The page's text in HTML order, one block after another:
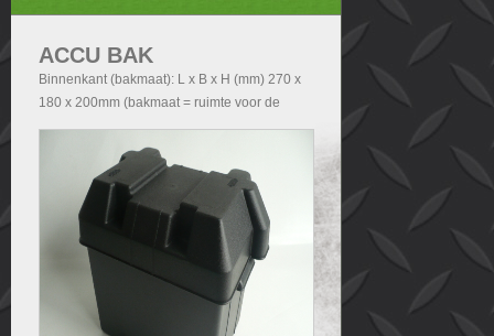
ACCU BAK
Binnenkant (bakmaat): L x B x H (mm) 270 x
180 x 200mm (bakmaat = ruimte voor de
accu). Buitenkant (Totale afmetingen accubak
exclusief deksel): - Zonder handvatten L x B x
H (mm) 290x200x210 - Met handvatten L x B
x H (mm) 340x200x210. Buitenkant (Totale
afmetingen accubak inclusief deksel): L x B x
H (mm) 340x240x280.